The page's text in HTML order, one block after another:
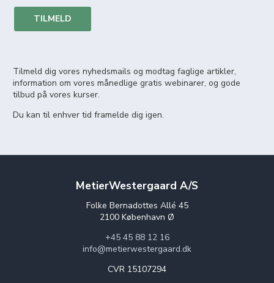
TILMELD
Tilmeld dig vores nyhedsmails og modtag faglige artikler,
information om vores månedlige gratis webinarer, og gode
tilbud på vores kurser.
Du kan til enhver tid framelde dig igen.
MetierWestergaard A/S
Folke Bernadottes Allé 45
2100 København Ø
+45 45 88 12 16
info@metierwestergaard.dk
CVR 15107294